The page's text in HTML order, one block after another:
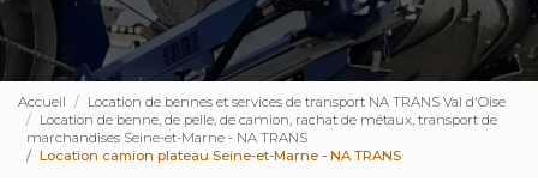
Accueil
Location de bennes et services de transport NA TRANS Val d'Oise
Location de benne, de pelle, de camion, rachat de métaux, transport de
marchandises Seine-et-Marne - NA TRANS
Location camion plateau Seine-et-Marne - NA TRANS